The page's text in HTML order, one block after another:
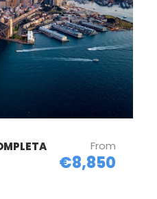
From
€8,850